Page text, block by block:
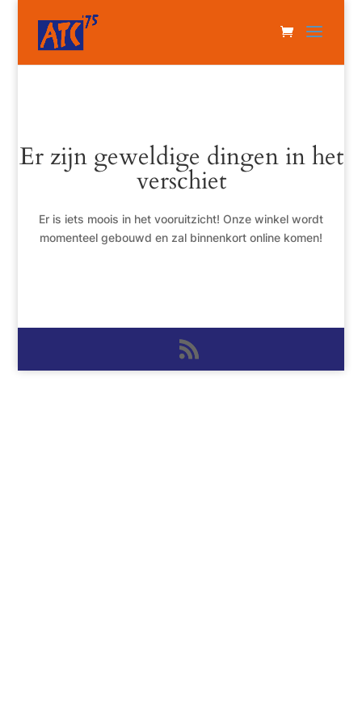
Er zijn geweldige dingen in het
verschiet
Er is iets moois in het vooruitzicht! Onze winkel wordt
momenteel gebouwd en zal binnenkort online komen!